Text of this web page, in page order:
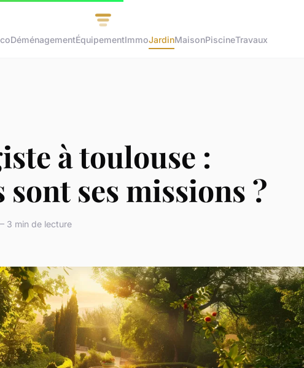
DéménagementÉquipementImmoJardinMaisonPiscineTravaux
à toulouse :
sont ses missions ?
3 min de lecture